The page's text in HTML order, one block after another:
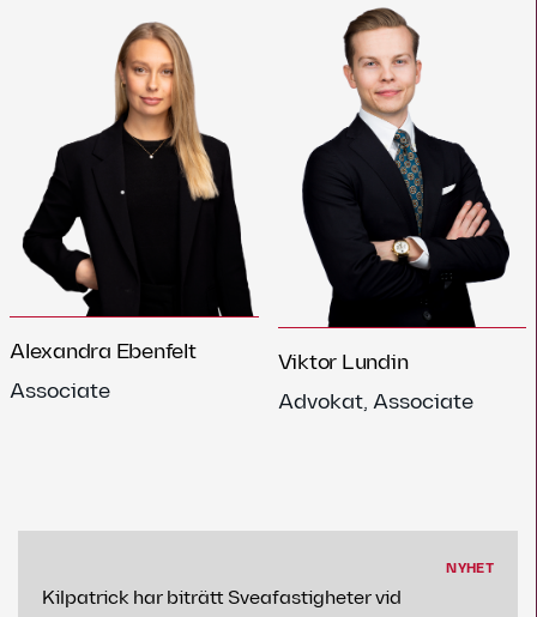
Alexandra Ebenfelt
Associate
Viktor Lundin
Advokat, Associate
NYHET
Kilpatrick har biträtt Sveafastigheter vid